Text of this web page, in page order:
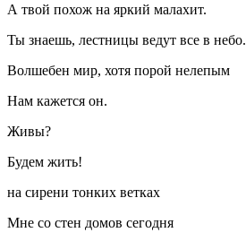
А твой похож на яркий малахит.
Ты знаешь, лестницы ведут все в небо.
Волшебен мир, хотя порой нелепым
Нам кажется он.
Живы?
Будем жить!
на сирени тонких ветках
Мне со стен домов сегодня